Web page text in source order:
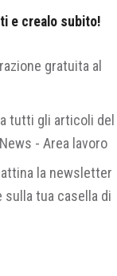
e crealo subito!
gratuita al
tutti gli articoli del
- Area lavoro
la newsletter
tua casella di